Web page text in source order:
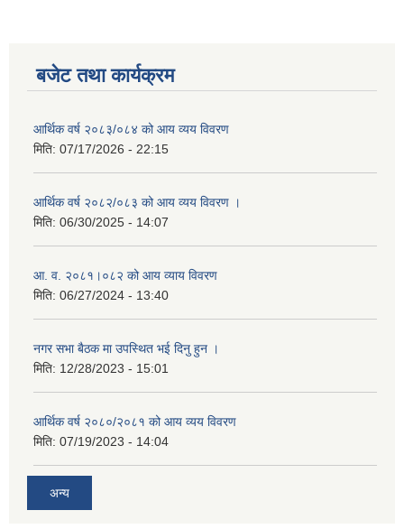
बजेट तथा कार्यक्रम
आर्थिक वर्ष २०८३/०८४ को आय व्यय विवरण
मिति: 07/17/2026 - 22:15
आर्थिक वर्ष २०८२/०८३ को आय व्यय विवरण ।
मिति: 06/30/2025 - 14:07
आ. व. २०८१।०८२ को आय व्याय विवरण
मिति: 06/27/2024 - 13:40
नगर सभा बैठक मा उपस्थित भई दिनु हुन ।
मिति: 12/28/2023 - 15:01
आर्थिक वर्ष २०८०/२०८१ को आय व्यय विवरण
मिति: 07/19/2023 - 14:04
अन्य